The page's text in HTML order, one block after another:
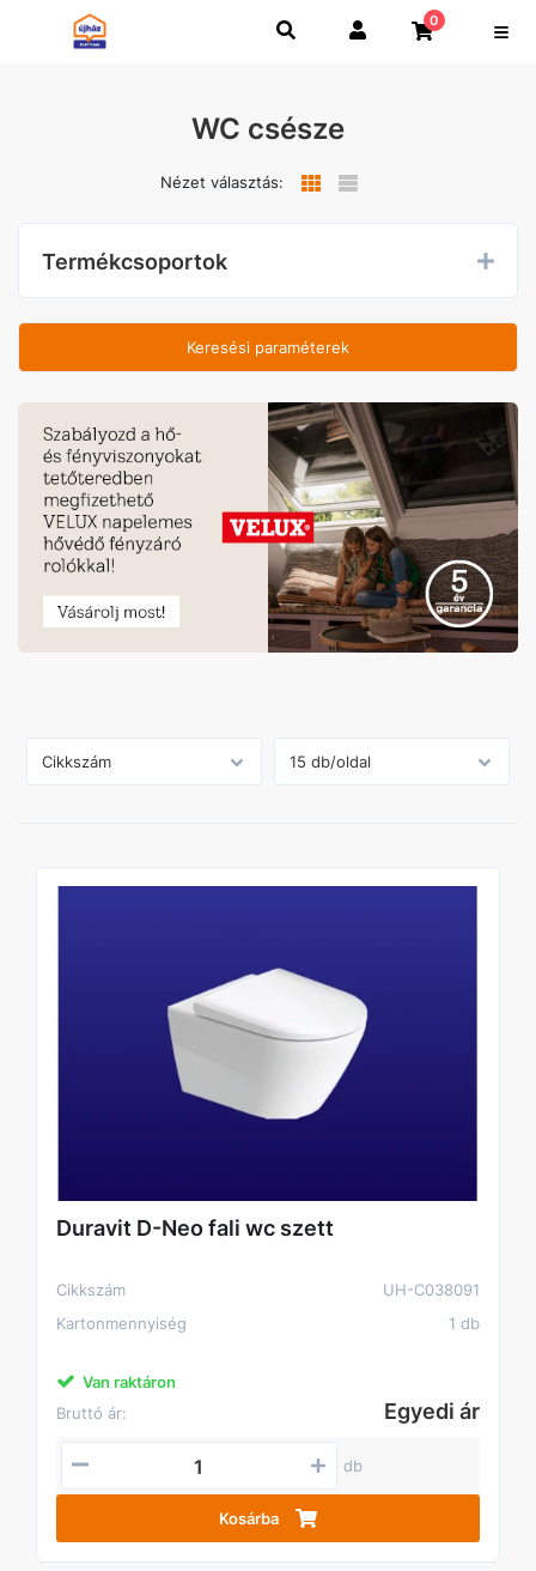
0
WC csésze
Nézet választás:
Termékcsoportok
Keresési paraméterek
Duravit D-Neo fali wc szett
Cikkszám
UH-C038091
Kartonmennyiség
1 db
Van raktáron
Bruttó ár:
Egyedi ár
db
Kosárba